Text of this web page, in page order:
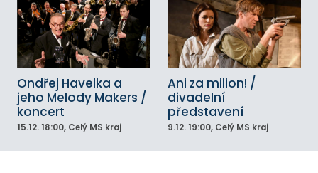
Ondřej Havelka a
jeho Melody Makers /
koncert
15.12. 18:00, Celý MS kraj
Ani za milion! /
divadelní
představení
9.12. 19:00, Celý MS kraj